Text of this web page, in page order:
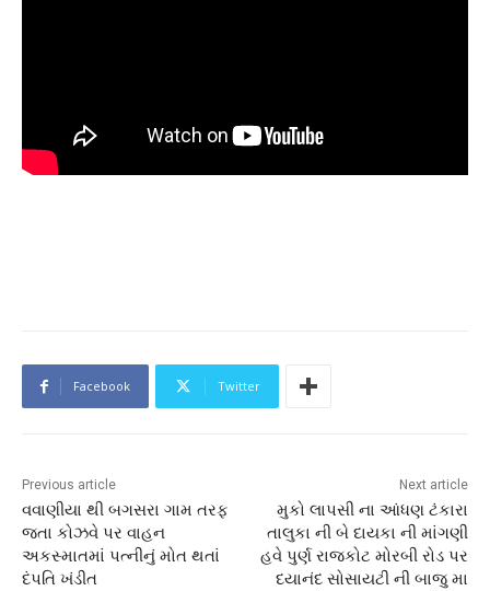
Facebook Twitter
Previous article
વવાણીયા થી બગસરા ગામ તરફ
જતા કોઝવે પર વાહન
અકસ્માતમાં પત્નીનું મોત થતાં
દંપતિ ખંડીત
Next article
મુકો લાપસી ના આંધણ ટંકારા
તાલુકા ની બે દાયકા ની માંગણી
હવે પુર્ણ રાજકોટ મોરબી રોડ પર
દયાનંદ સોસાયટી ની બાજુ મા